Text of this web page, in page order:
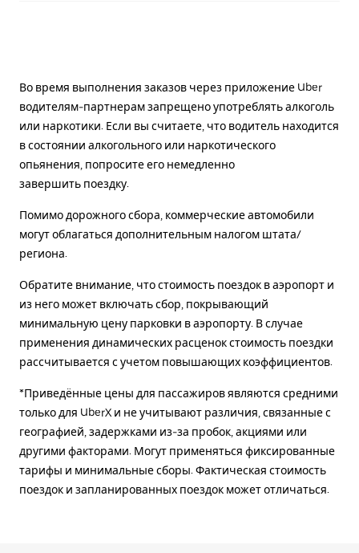
Во время выполнения заказов через приложение Uber
водителям-партнерам запрещено употреблять алкоголь
или наркотики. Если вы считаете, что водитель находится
в состоянии алкогольного или наркотического
опьянения, попросите его немедленно
завершить поездку.
Помимо дорожного сбора, коммерческие автомобили
могут облагаться дополнительным налогом штата/
региона.
Обратите внимание, что стоимость поездок в аэропорт и
из него может включать сбор, покрывающий
минимальную цену парковки в аэропорту. В случае
применения динамических расценок стоимость поездки
рассчитывается с учетом повышающих коэффициентов.
*Приведённые цены для пассажиров являются средними
только для UberX и не учитывают различия, связанные с
географией, задержками из-за пробок, акциями или
другими факторами. Могут применяться фиксированные
тарифы и минимальные сборы. Фактическая стоимость
поездок и запланированных поездок может отличаться.